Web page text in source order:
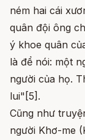
ném hai cái
quân đội ông
ý khoe quân
là để nói: một
người của họ.
lui"[5].
Cũng như
người Khơ-me